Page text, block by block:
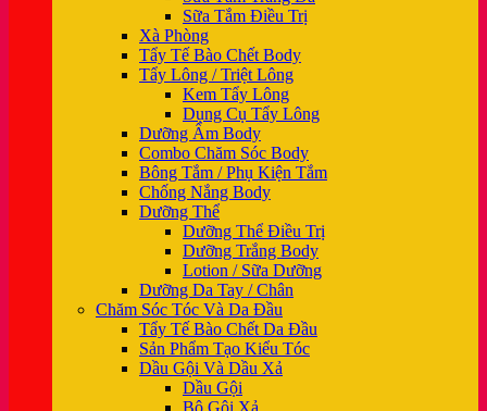
Sữa Tắm Điều Trị
Xà Phòng
Tẩy Tế Bào Chết Body
Tẩy Lông / Triệt Lông
Kem Tẩy Lông
Dụng Cụ Tẩy Lông
Dưỡng Ẩm Body
Combo Chăm Sóc Body
Bông Tắm / Phụ Kiện Tắm
Chống Nắng Body
Dưỡng Thể
Dưỡng Thể Điều Trị
Dưỡng Trắng Body
Lotion / Sữa Dưỡng
Dưỡng Da Tay / Chân
Chăm Sóc Tóc Và Da Đầu
Tẩy Tế Bào Chết Da Đầu
Sản Phẩm Tạo Kiểu Tóc
Dầu Gội Và Dầu Xả
Dầu Gội
Bộ Gội Xả